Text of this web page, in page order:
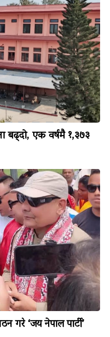
बढ्दो, एक वर्षमै १,३७३
गरे ‘जय नेपाल पार्टी’